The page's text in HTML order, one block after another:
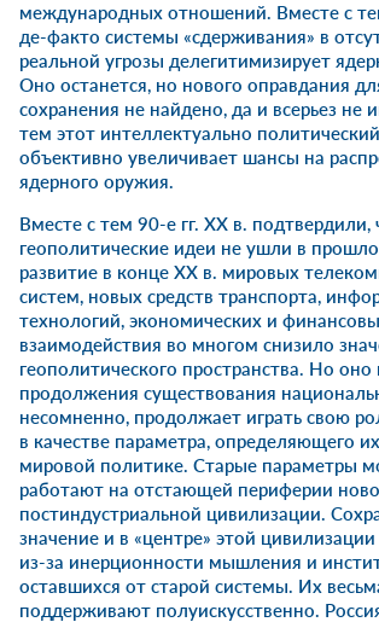
международных отношений. Вместе с
де-факто системы «сдерживания» в
реальной угрозы делегитимизирует
Оно останется, но нового оправдания
сохранения не найдено, да и всерьез
тем этот интеллектуально
объективно увеличивает шансы на
ядерного оружия.
Вместе с тем 90-е гг. XX в. подтвердили,
геополитические идеи не ушли в
развитие в конце XX в. мировых
систем, новых средств транспорта,
технологий, экономических и
взаимодействия во многом снизило
геополитического пространства. Но оно
продолжения существования
несомненно, продолжает играть свою
в качестве параметра, определяющего
мировой политике. Старые параметры
работают на отстающей периферии
постиндустриальной цивилизации.
значение и в «центре» этой
из-за инерционности мышления и
оставшихся от старой системы. Их
поддерживают полуискусственно.